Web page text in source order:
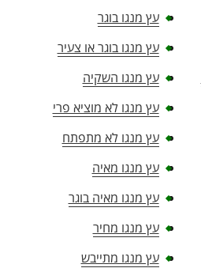
עץ מנגו בוגר
עץ מנגו בוגר או צעיר
עץ מנגו השקיה
עץ מנגו לא מוציא פרי
עץ מנגו לא מתפתח
עץ מנגו מאיה
עץ מנגו מאיה בוגר
עץ מנגו מחיר
עץ מנגו מתייבש